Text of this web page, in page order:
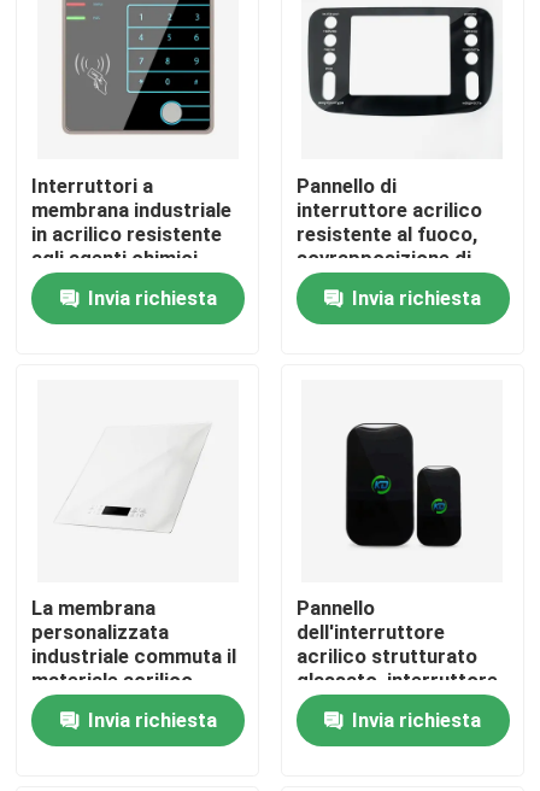
Prodotti
Video
Controllo di qualità
Contattaci
Interruttori a
membrana industriale
in acrilico resistente
agli agenti chimici
spessore 50 mm
Invia richiesta
Pannello di
interruttore acrilico
resistente al fuoco,
sovrapposizione di
tastiera a membrana
industriale OEM
Invia richiesta
La membrana
personalizzata
industriale commuta il
materiale acrilico
trasparente di PMMA
Invia richiesta
Pannello
dell'interruttore
acrilico strutturato
glassato, interruttore
a membrana su
ordinazione
termoresistente
Invia richiesta